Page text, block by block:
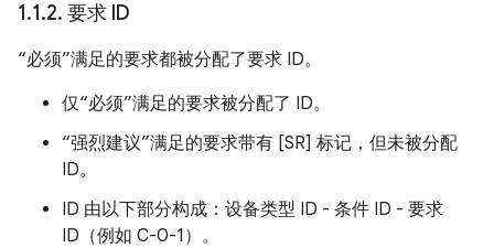
1.1.2. 要求 ID
“必须”满足的要求都被分配了要求 ID。
仅“必须”满足的要求被分配了 ID。
“强烈建议”满足的要求带有 [SR] 标记，但未被分配
ID。
ID 由以下部分构成：设备类型 ID - 条件 ID - 要求
ID（例如 C-0-1）。